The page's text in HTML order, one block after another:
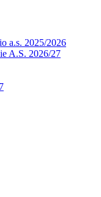
a.s. 2025/2026
A.S. 2026/27